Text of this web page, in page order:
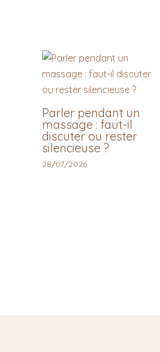
Parler pendant un
massage : faut-il
discuter ou rester
silencieuse ?
28/07/2026